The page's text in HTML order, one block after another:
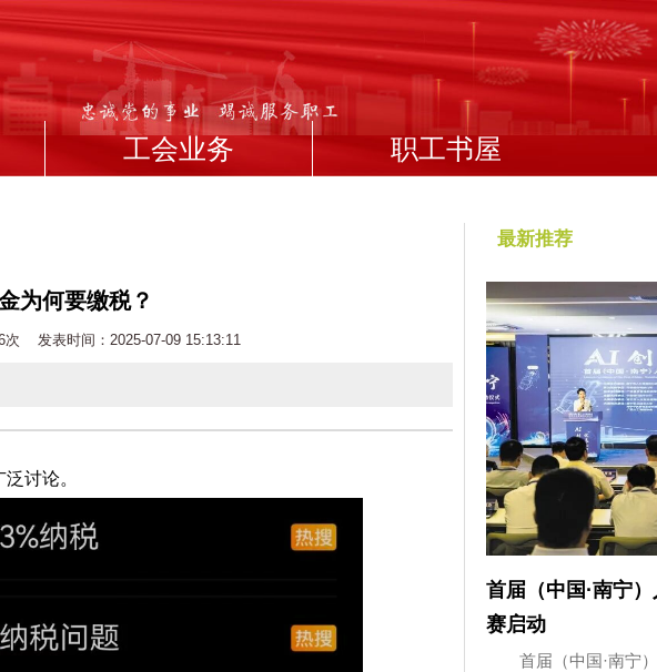
工会业务 职工书屋
为何要缴税？
次 发表时间：2025-07-09 15:13:11
讨论。
最新推荐
首届（中国·南宁
赛启动
首届（中国·南宁